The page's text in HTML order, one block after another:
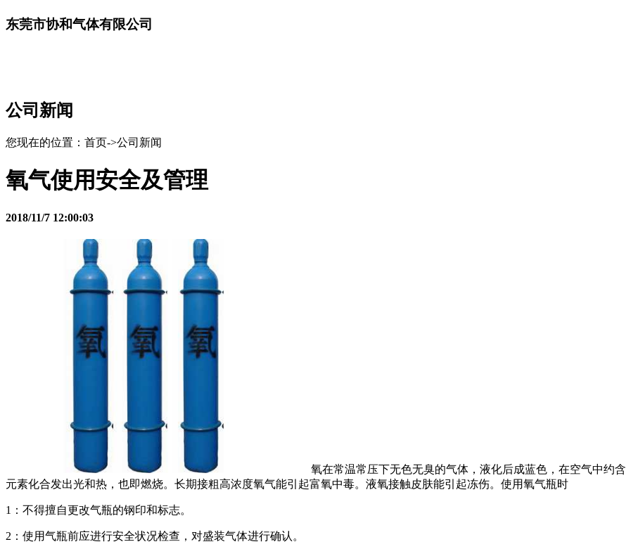
东莞市协和气体有限公司
公司新闻
您现在的位置：首页->公司新闻
氧气使用安全及管理
2018/11/7 12:00:03
氧在常温常压下无色无臭的气体，液化后成蓝色，在空气中约含
元素化合发出光和热，也即燃烧。长期接粗高浓度氧气能引起富氧中毒。液氧接触皮肤能引起冻伤。 使用氧气瓶时
1 ：不得擅自更改气瓶的钢印和标志。
2 ：使用气瓶前应进行安全状况检查，对盛装气体进行确认。